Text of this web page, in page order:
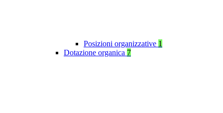
Posizioni organizzative 1
Dotazione organica 7